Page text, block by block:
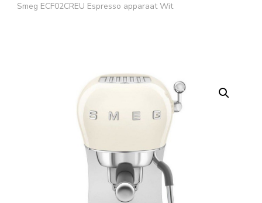
Smeg ECF02CREU Espresso apparaat Wit